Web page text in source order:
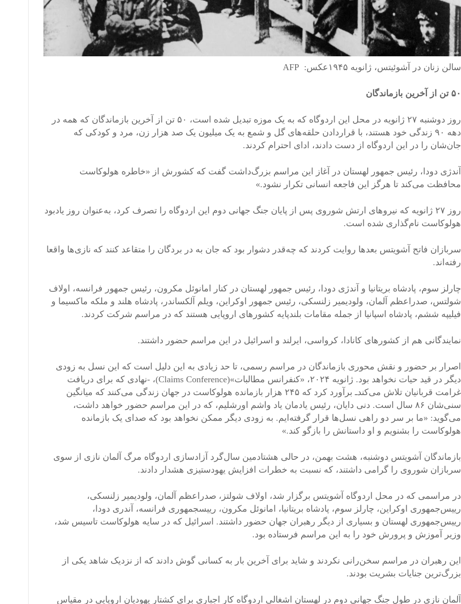
سالن زنان در آشوئیتس، ژانویه ۱۹۴۵عکس: AFP
۵۰ تن از آخرین بازماندگان
روز دوشنبه ۲۷ ژانویه در محل این اردوگاه که به یک موزه تبدیل شده است،‌ ۵۰ تن از آخرین بازماندگان که همه در
دهه ۹۰ زندگی خود هستند، با قراردادن حلقه‌های گل و شمع به یک میلیون یک صد هزار زن،‌ مرد و کودکی که
جان‌شان را در این اردوگاه از دست دادند، ادای احترام کردند.
آندژی دودا،‌ رئیس جمهور لهستان در آغاز این مراسم بزرگ‌داشت گفت که کشورش از «خاطره هولوکاست
محافظت می‌کند تا هرگز این فاجعه انسانی تکرار نشود.»
روز ۲۷ ژانویه که نیروهای ارتش شوروی پس از پایان جنگ جهانی دوم این اردوگاه را تصرف کرد، به‌عنوان روز یادبود
هولوکاست نام‌گذاری شده است.
سربازان فاتح آشویتس بعدها روایت کردند که چه‌قدر دشوار بود که جان به در بردگان را متقاعد کنند که نازی‌ها واقعا
رفته‌اند.
چارلز سوم،‌ پادشاه بریتانیا و آندژی دودا،‌ رئیس جمهور لهستان در کنار امانوئل مکرون، رئیس جمهور فرانسه،‌ اولاف
شولتس،‌ صدراعظم آلمان،‌ ولودیمیر زلنسکی،‌ رئیس جمهور اوکراین،‌ ویلم آلکساندر،‌ پادشاه هلند و ملکه ماکسیما و
فیلیپه ششم،‌ پادشاه اسپانیا از جمله مقامات بلندپایه کشورهای اروپایی هستند که در مراسم شرکت کردند.
نمایندگانی هم از کشورهای کانادا،‌ کرواسی، ایرلند و اسرائیل در این مراسم حضور داشتند.
اصرار بر حضور و نقش محوری بازماندگان در مراسم رسمی، تا حد زیادی به این دلیل است که این نسل به زودی
دیگر در قید حیات نخواهد بود. ژانویه ۲۰۲۴، «کنفرانس مطالبات»‌(Claims Conference)‌، -‌نهادی که برای دریافت
غرامت قربانیان تلاش می‌کند‌ـ برآورد کرد که ۲۴۵ هزار بازمانده هولوکاست در جهان زندگی می‌کنند که میانگین
سنی‌شان ۸۶ سال است. دنی دایان، رئیس یادمان یاد واشم اورشلیم، که در این مراسم حضور خواهد داشت،
می‌گوید: «ما بر سر دو راهی نسل‌ها قرار گرفته‌ایم. به زودی دیگر ممکن نخواهد بود که صدای یک بازمانده
هولوکاست را بشنویم و او داستانش را بازگو کند.»
بازماندگان آشویتس دوشنبه، هشت بهمن، در حالی هشتادمین سال‌گرد آزادسازی اردوگاه مرگ آلمان نازی از سوی
سربازان شوروی را گرامی داشتند، که نسبت به خطرات افزایش یهودستیزی هشدار دادند.
در مراسمی که در محل اردوگاه آشویتس برگزار شد، اولاف شولتز، صدراعظم آلمان، ولودیمیر زلنسکی،
رییس‌جمهوری اوکراین، چارلز سوم، پادشاه بریتانیا، امانوئل مکرون، رییس‎جمهوری فرانسه، آندری دودا،
رییس‌جمهوری لهستان و بسیاری از دیگر رهبران جهان حضور داشتند. اسرائیل که در سایه هولوکاست تاسیس شد،
وزیر آموزش و پرورش خود را به این مراسم فرستاده بود.
این رهبران در مراسم سخن‌رانی نکردند و شاید برای آخرین بار به کسانی گوش دادند که از نزدیک شاهد یکی از
بزرگ‌ترین جنایات بشریت بودند.
آلمان نازی در طول جنگ جهانی دوم در لهستان اشغالی اردوگاه کار اجباری برای کشتار یهودیان اروپایی در مقیاس